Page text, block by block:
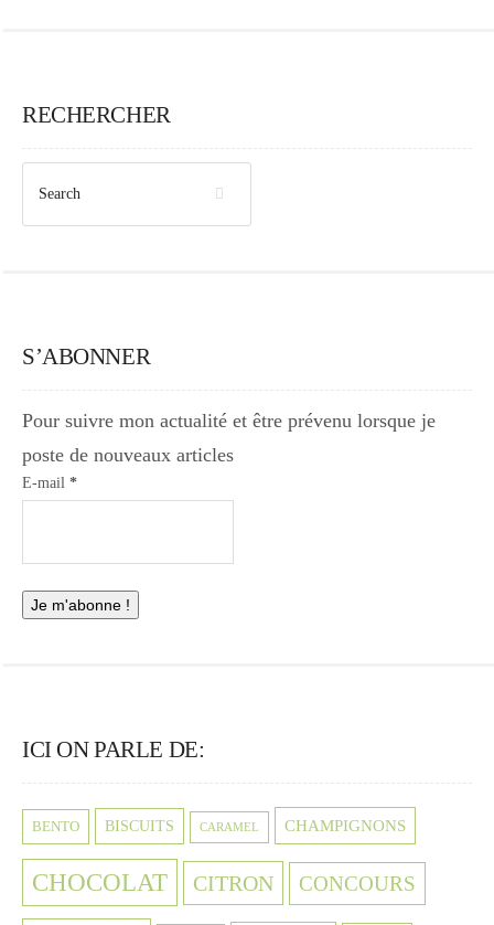
RECHERCHER
S’ABONNER
Pour suivre mon actualité et être prévenu lorsque je
poste de nouveaux articles
E-mail *
ICI ON PARLE DE:
BENTO BISCUITS CARAMEL CHAMPIGNONS
CHOCOLAT CITRON CONCOURS